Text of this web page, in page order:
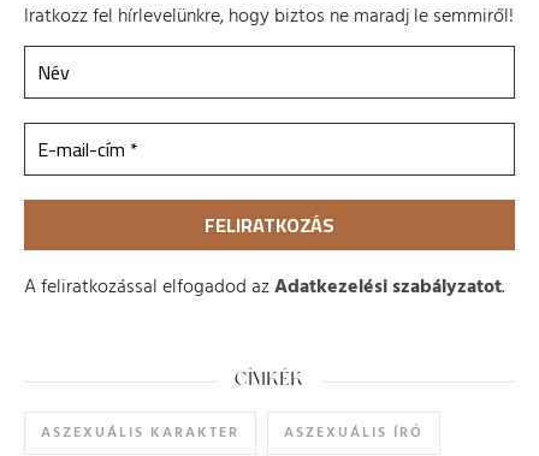
Iratkozz fel hírlevelünkre, hogy biztos ne maradj le semmiről!
A feliratkozással elfogadod azAdatkezelési szabályzatot.
CÍMKÉK
ASZEXUÁLIS KARAKTER ASZEXUÁLIS ÍRÓ